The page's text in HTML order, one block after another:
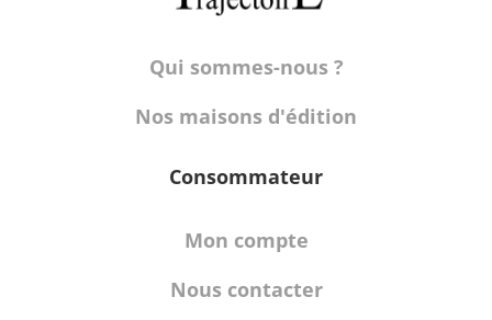
Qui sommes-nous ?
Nos maisons d'édition
Consommateur
Mon compte
Nous contacter